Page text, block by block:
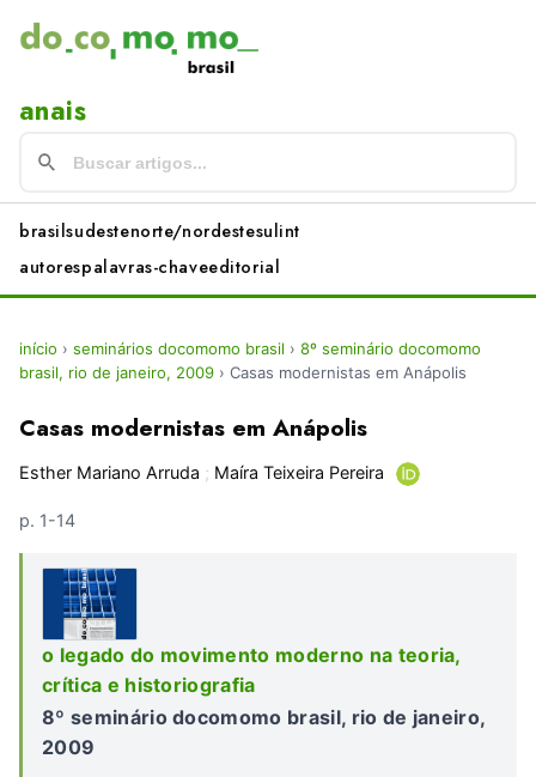
anais
brasilsudestenorte/nordestesulint
autorespalavras-chaveeditorial
início › seminários docomomo brasil › 8º seminário docomomo
brasil, rio de janeiro, 2009 › Casas modernistas em Anápolis
Casas modernistas em Anápolis
Esther Mariano Arruda ; Maíra Teixeira Pereira
p. 1-14
o legado do movimento moderno na teoria,
crítica e historiografia
8º seminário docomomo brasil, rio de janeiro,
2009